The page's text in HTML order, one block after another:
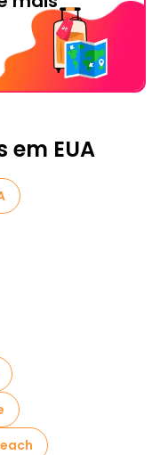
em EUA